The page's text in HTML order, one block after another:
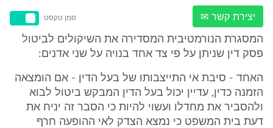
יצירת קשר ✉ סמן טקסט
המסגרת הנורמטיבית המסדירה את השיקולים לביטול
פסק דין שניתן על פי צד אחד בנויה על שני אדנים:
האחד - סיבת אי התייצבותו של בעל הדין - אם הומצאה
הזמנה כדין, עדיין יכול בעל הדין המבקש ביטול לבוא
ולהסביר את מחדלו ועשוי להיות כי הסבר זה יניח את
דעת בית המשפט כי נמצא הצדק לאי ההופעה חרף